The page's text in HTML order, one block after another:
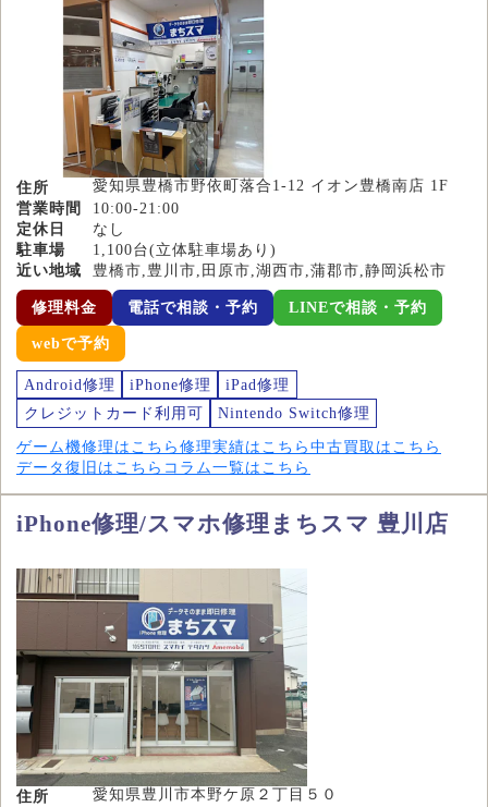
住所
愛知県豊橋市野依町落合1-12 イオン豊橋南店 1F
営業時間
10:00-21:00
定休日
なし
駐車場
1,100台(立体駐車場あり)
近い地域
豊橋市,豊川市,田原市,湖西市,蒲郡市,静岡浜松市
修理料金 電話で相談・予約 LINEで相談・予約
webで予約
Android修理 iPhone修理
iPad修理
クレジットカード利用可
Nintendo Switch修理
ゲーム機修理はこちら 修理実績はこちら 中古買取はこちら
データ復旧はこちら コラム一覧はこちら
iPhone修理/スマホ修理まちスマ 豊川店
住所
愛知県豊川市本野ケ原２丁目５０